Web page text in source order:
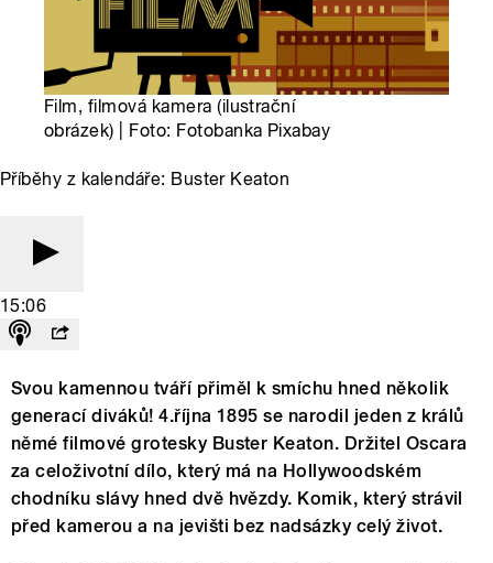
Film, filmová kamera (ilustrační
obrázek) | Foto: Fotobanka Pixabay
Příběhy z kalendáře: Buster Keaton
15:06
Svou kamennou tváří přiměl k smíchu hned několik
generací diváků! 4.října 1895 se narodil jeden z králů
němé filmové grotesky Buster Keaton. Držitel Oscara
za celoživotní dílo, který má na Hollywoodském
chodníku slávy hned dvě hvězdy. Komik, který strávil
před kamerou a na jevišti bez nadsázky celý život.